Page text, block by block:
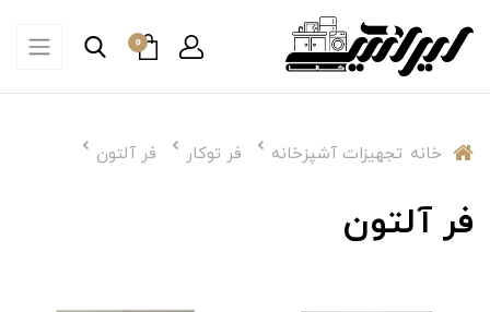
0
خانه تجهیزات آشپزخانه فر توکار فر آلتون
فر آلتون